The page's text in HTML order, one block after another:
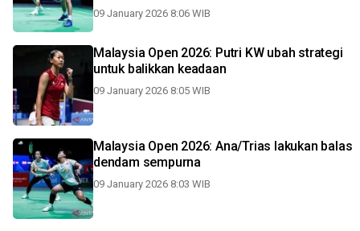
09 January 2026 8:06 WIB
Malaysia Open 2026: Putri KW ubah strategi
untuk balikkan keadaan
09 January 2026 8:05 WIB
Malaysia Open 2026: Ana/Trias lakukan balas
dendam sempurna
09 January 2026 8:03 WIB